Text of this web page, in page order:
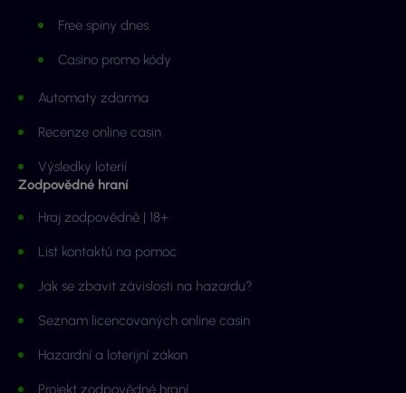
Free spiny dnes
Casino promo kódy
Automaty zdarma
Recenze online casin
Výsledky loterií
Zodpovědné hraní
Hraj zodpovědně | 18+
List kontaktů na pomoc
Jak se zbavit závislosti na hazardu?
Seznam licencovaných online casin
Hazardní a loterijní zákon
Projekt zodpovědné hraní